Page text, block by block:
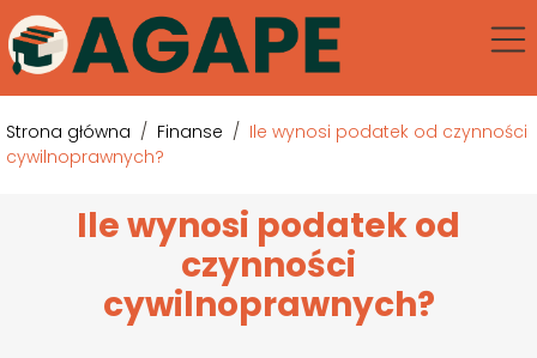
Strona główna / Finanse / Ile wynosi podatek od czynności
cywilnoprawnych?
Ile wynosi podatek od
czynności
cywilnoprawnych?